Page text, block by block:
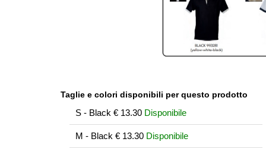
Taglie e colori disponibili per questo prodotto
S - Black € 13.30 Disponibile
M - Black € 13.30 Disponibile